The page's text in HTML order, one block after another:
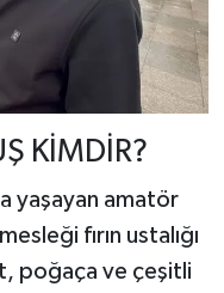
KİMDİR?
yaşayan amatör
fırın ustalığı
poğaça ve çeşitli